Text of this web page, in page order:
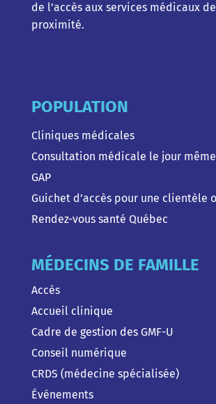
de l’accès aux services médicaux de
proximité.
POPULATION
Cliniques médicales
Consultation médicale le jour même
GAP
Guichet d’accès pour une clientèle
Rendez-vous santé Québec
MÉDECINS DE FAMILLE
Accès
Accueil clinique
Cadre de gestion des GMF-U
Conseil numérique
CRDS (médecine spécialisée)
Événements